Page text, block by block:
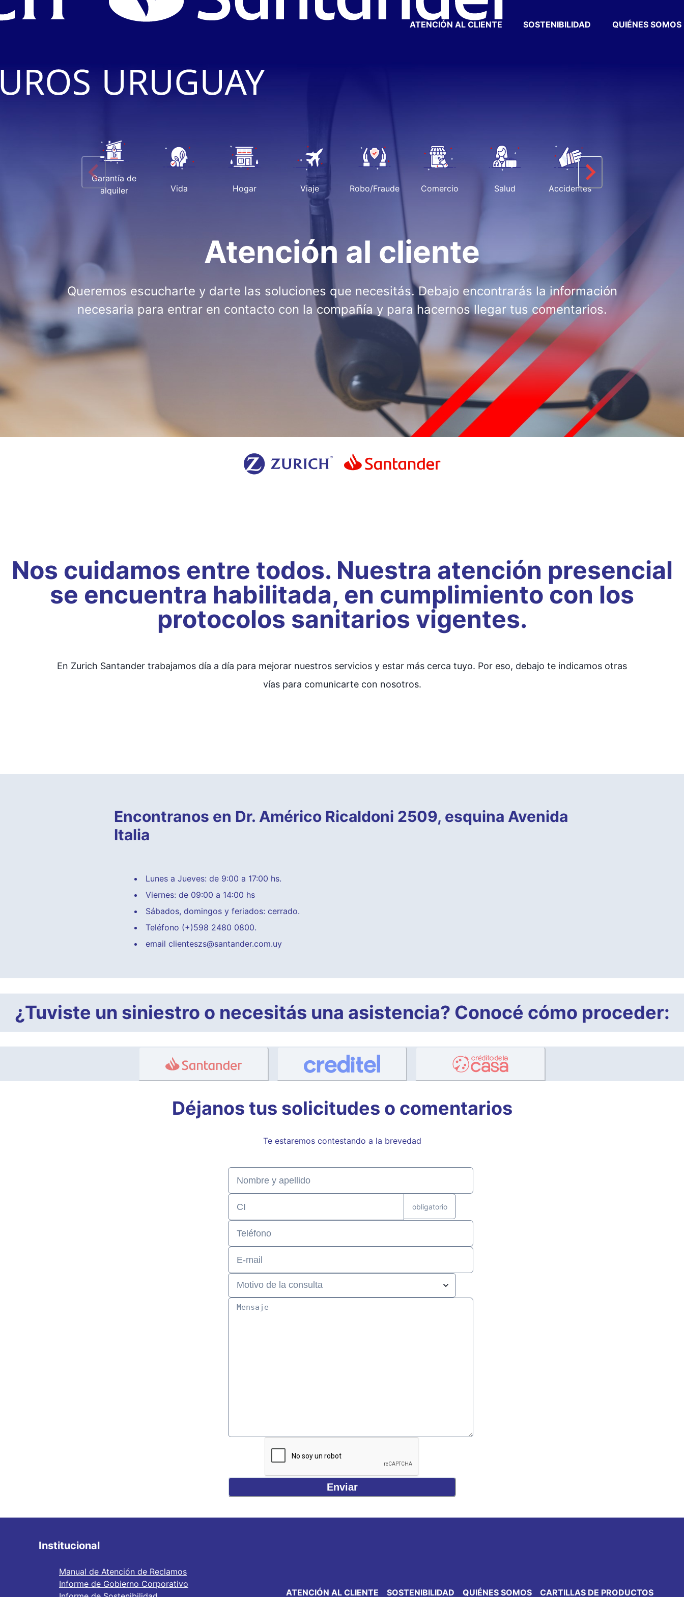
ATENCIÓN AL CLIENTE SOSTENIBILIDAD QUIÉNES SOMOS
Garantía de
alquiler
Vida Hogar Viaje Robo/Fraude Comercio Salud Accidentes
Atención al cliente
Queremos escucharte y darte las soluciones que necesitás. Debajo encontrarás la información
necesaria para entrar en contacto con la compañía y para hacernos llegar tus comentarios.
Nos cuidamos entre todos. Nuestra atención presencial
se encuentra habilitada, en cumplimiento con los
protocolos sanitarios vigentes.
En Zurich Santander trabajamos día a día para mejorar nuestros servicios y estar más cerca tuyo. Por eso, debajo te indicamos otras
vías para comunicarte con nosotros.
Encontranos en Dr. Américo Ricaldoni 2509, esquina Avenida
Italia
Lunes a Jueves: de 9:00 a 17:00 hs.
Viernes: de 09:00 a 14:00 hs
Sábados, domingos y feriados: cerrado.
Teléfono (+)598 2480 0800.
email clienteszs@santander.com.uy
¿Tuviste un siniestro o necesitás una asistencia? Conocé cómo proceder:
Déjanos tus solicitudes o comentarios
Te estaremos contestando a la brevedad
obligatorio
Enviar
Institucional
Manual de Atención de Reclamos
Informe de Gobierno Corporativo
ATENCIÓN AL CLIENTE SOSTENIBILIDAD QUIÉNES SOMOS CARTILLAS DE PRODUCTOS